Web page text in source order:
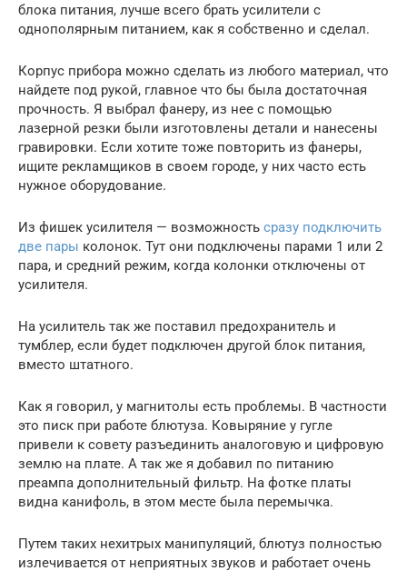
блока питания, лучше всего брать усилители с
однополярным питанием, как я собственно и сделал.
Корпус прибора можно сделать из любого материал, что
найдете под рукой, главное что бы была достаточная
прочность. Я выбрал фанеру, из нее с помощью
лазерной резки были изготовлены детали и нанесены
гравировки. Если хотите тоже повторить из фанеры,
ищите рекламщиков в своем городе, у них часто есть
нужное оборудование.
Из фишек усилителя — возможность сразу подключить
две пары колонок. Тут они подключены парами 1 или 2
пара, и средний режим, когда колонки отключены от
усилителя.
На усилитель так же поставил предохранитель и
тумблер, если будет подключен другой блок питания,
вместо штатного.
Как я говорил, у магнитолы есть проблемы. В частности
это писк при работе блютуза. Ковыряние у гугле
привели к совету разъединить аналоговую и цифровую
землю на плате. А так же я добавил по питанию
преампа дополнительный фильтр. На фотке платы
видна канифоль, в этом месте была перемычка.
Путем таких нехитрых манипуляций, блютуз полностью
излечивается от неприятных звуков и работает очень